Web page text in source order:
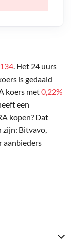
. Het 24 uurs
is gedaald
koers met0,22%
een
kopen? Dat
zijn: Bitvavo,
aanbieders